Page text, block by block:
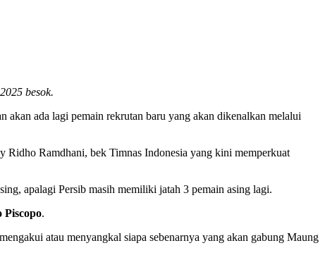
besok.
ada lagi pemain rekrutan baru yang akan dikenalkan melalui
Ramdhani, bek Timnas Indonesia yang kini memperkuat
apalagi Persib masih memiliki jatah 3 pemain asing lagi.
Piscopo.
atau menyangkal siapa sebenarnya yang akan gabung Maung